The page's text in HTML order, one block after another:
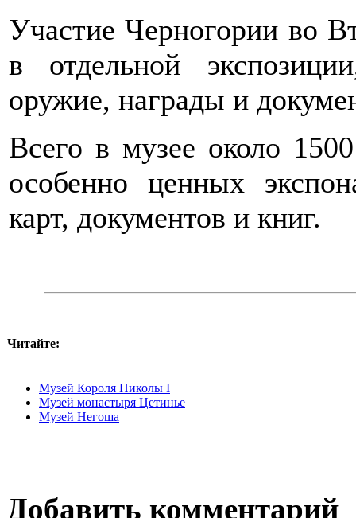
Участие Черногории во
в отдельной
оружие, награды и
Всего в музее около
особенно ценных
карт, документов и книг.
Читайте:
Музей Короля Николы I
Музей монастыря Цетинье
Музей Негоша
Добавить комментарий